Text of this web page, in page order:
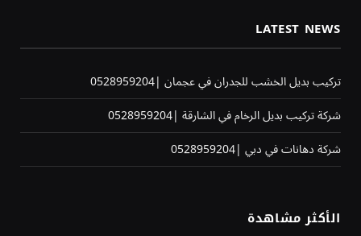
LATEST NEWS
تركيب بديل الخشب للجدران في عجمان |0528959204
شركة تركيب بديل الرخام في الشارقة |0528959204
شركة دهانات في دبي |0528959204
الأكثر مشاهدة